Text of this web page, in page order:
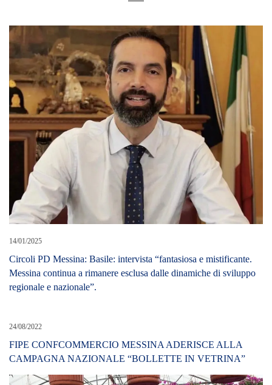
14/01/2025
Circoli PD Messina: Basile: intervista “fantasiosa e mistificante.
Messina continua a rimanere esclusa dalle dinamiche di sviluppo
regionale e nazionale”.
24/08/2022
FIPE CONFCOMMERCIO MESSINA ADERISCE ALLA
CAMPAGNA NAZIONALE “BOLLETTE IN VETRINA”